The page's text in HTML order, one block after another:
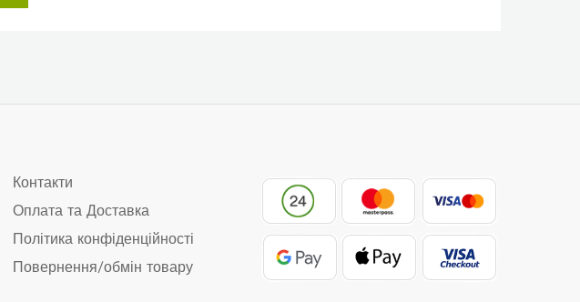
Контакти
Оплата та Доставка
Політика конфіденційності
Повернення/обмін товару